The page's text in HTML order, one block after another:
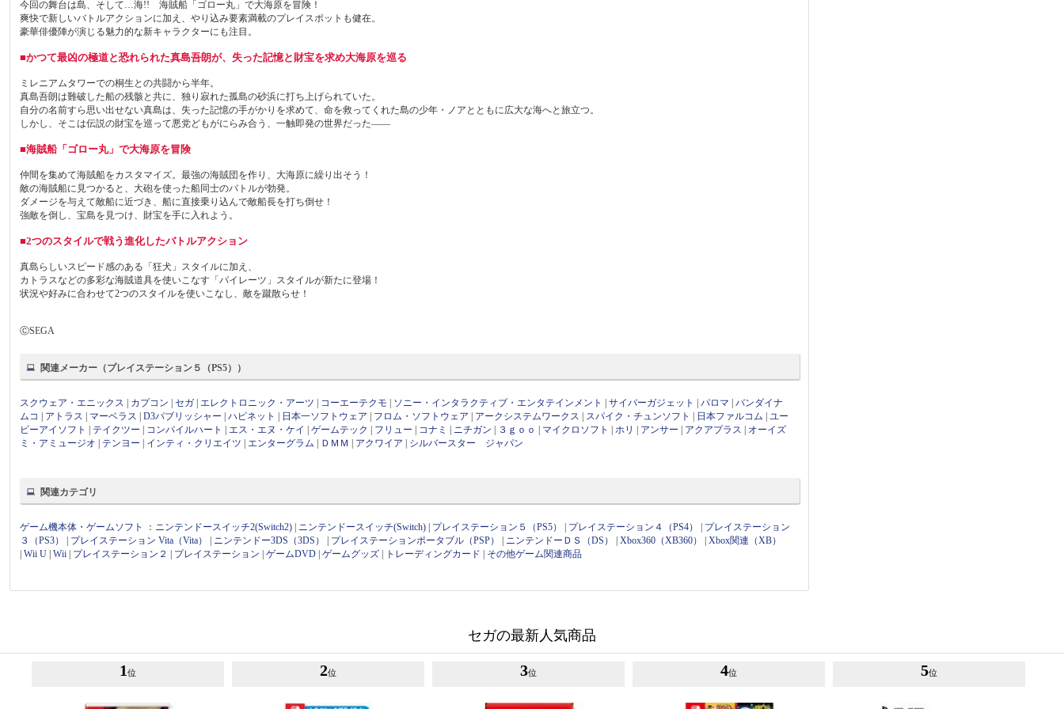
今回の舞台は島、そして…海!! 海賊船「ゴロー丸」で大海原を冒険！
爽快で新しいバトルアクションに加え、やり込み要素満載のプレイスポットも健在。
豪華俳優陣が演じる魅力的な新キャラクターにも注目。
■かつて最凶の極道と恐れられた真島吾朗が、失った記憶と財宝を求め大海原を巡る
ミレニアムタワーでの桐生との共闘から半年。
真島吾朗は難破した船の残骸と共に、独り寂れた孤島の砂浜に打ち上げられていた。
自分の名前すら思い出せない真島は、失った記憶の手がかりを求めて、命を救ってくれた島の少年・ノアとともに広大な海へと旅立つ。
しかし、そこは伝説の財宝を巡って悪党どもがにらみ合う、一触即発の世界だった――
■海賊船「ゴロー丸」で大海原を冒険
仲間を集めて海賊船をカスタマイズ。最強の海賊団を作り、大海原に繰り出そう！
敵の海賊船に見つかると、大砲を使った船同士のバトルが勃発。
ダメージを与えて敵船に近づき、船に直接乗り込んで敵船長を打ち倒せ！
強敵を倒し、宝島を見つけ、財宝を手に入れよう。
■2つのスタイルで戦う進化したバトルアクション
真島らしいスピード感のある「狂犬」スタイルに加え、
カトラスなどの多彩な海賊道具を使いこなす「パイレーツ」スタイルが新たに登場！
状況や好みに合わせて2つのスタイルを使いこなし、敵を蹴散らせ！
ⒸSEGA
関連メーカー（プレイステーション５（PS5））
スクウェア・エニックス カプコン |セガ エレクトロニック・アーツ コーエーテクモ ソニー・インタラクティブ・エンタテインメント |サイバーガジェット |パロマ |バンダイナ
ムコ
アトラス マーベラス |D3パブリッシャー |ハピネット 日本一ソフトウェア フロム・ソフトウェア アークシステムワークス スパイク・チュンソフト 日本ファルコム |ユー
ビーアイソフト
テイクツー コンパイルハート エス・エヌ・ケイ |ゲームテック フリュー コナミ ニチガン ３ｇｏｏ マイクロソフト |ホリ アンサー アクアプラス
オーイズ
ミ・アミュージオ
テンヨー インティ・クリエイツ エンターグラム ＤＭＭ アクワイア シルバースター ジャパン
関連カテゴリ
ゲーム機本体・ゲームソフト ： ニンテンドースイッチ2(Switch2) ニンテンドースイッチ(Switch) プレイステーション５（PS5） プレイステーション４（PS4）
プレイステーション
３（PS3）
プレイステーション Vita（Vita） ニンテンドー3DS（3DS） プレイステーションポータブル（PSP） ニンテンドーＤＳ（DS） |Xbox360（XB360） |Xbox関連（XB）
|Wii U |Wii プレイステーション２ プレイステーション |ゲームDVD |ゲームグッズ トレーディングカード その他ゲーム関連商品
セガの最新人気商品
1 位 2位 3位 4位 5位